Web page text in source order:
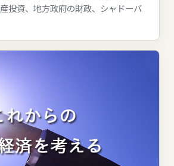
投資、地方政府の財政、シャドーバ